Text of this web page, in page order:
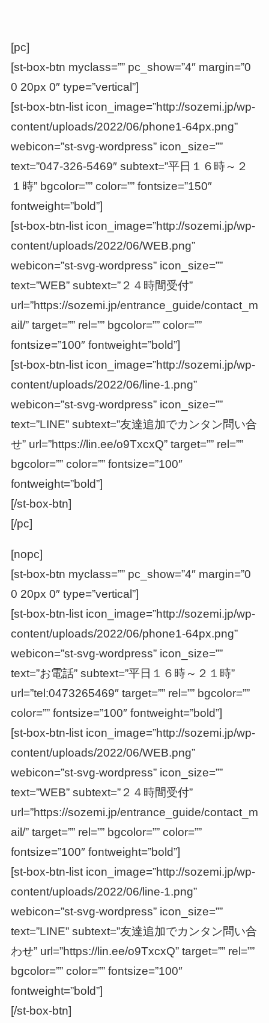
[pc]
[st-box-btn myclass=”” pc_show=”4″ margin=”0
0 20px 0″ type=”vertical”]
[st-box-btn-list icon_image=”http://sozemi.jp/wp-
content/uploads/2022/06/phone1-64px.png”
webicon=”st-svg-wordpress” icon_size=””
text=”047-326-5469″ subtext=”平日１６時～２
１時” bgcolor=”” color=”” fontsize=”150″
fontweight=”bold”]
[st-box-btn-list icon_image=”http://sozemi.jp/wp-
content/uploads/2022/06/WEB.png”
webicon=”st-svg-wordpress” icon_size=””
text=”WEB” subtext=”２４時間受付”
url=”https://sozemi.jp/entrance_guide/contact_m
ail/” target=”” rel=”” bgcolor=”” color=””
fontsize=”100″ fontweight=”bold”]
[st-box-btn-list icon_image=”http://sozemi.jp/wp-
content/uploads/2022/06/line-1.png”
webicon=”st-svg-wordpress” icon_size=””
text=”LINE” subtext=”友達追加でカンタン問い合
せ” url=”https://lin.ee/o9TxcxQ” target=”” rel=””
bgcolor=”” color=”” fontsize=”100″
fontweight=”bold”]
[/st-box-btn]
[/pc]
[nopc]
[st-box-btn myclass=”” pc_show=”4″ margin=”0
0 20px 0″ type=”vertical”]
[st-box-btn-list icon_image=”http://sozemi.jp/wp-
content/uploads/2022/06/phone1-64px.png”
webicon=”st-svg-wordpress” icon_size=””
text=”お電話” subtext=”平日１６時～２１時”
url=”tel:0473265469″ target=”” rel=”” bgcolor=””
color=”” fontsize=”100″ fontweight=”bold”]
[st-box-btn-list icon_image=”http://sozemi.jp/wp-
content/uploads/2022/06/WEB.png”
webicon=”st-svg-wordpress” icon_size=””
text=”WEB” subtext=”２４時間受付”
url=”https://sozemi.jp/entrance_guide/contact_m
ail/” target=”” rel=”” bgcolor=”” color=””
fontsize=”100″ fontweight=”bold”]
[st-box-btn-list icon_image=”http://sozemi.jp/wp-
content/uploads/2022/06/line-1.png”
webicon=”st-svg-wordpress” icon_size=””
text=”LINE” subtext=”友達追加でカンタン問い合
わせ” url=”https://lin.ee/o9TxcxQ” target=”” rel=””
bgcolor=”” color=”” fontsize=”100″
fontweight=”bold”]
[/st-box-btn]